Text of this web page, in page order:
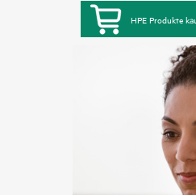
HPE Produkte